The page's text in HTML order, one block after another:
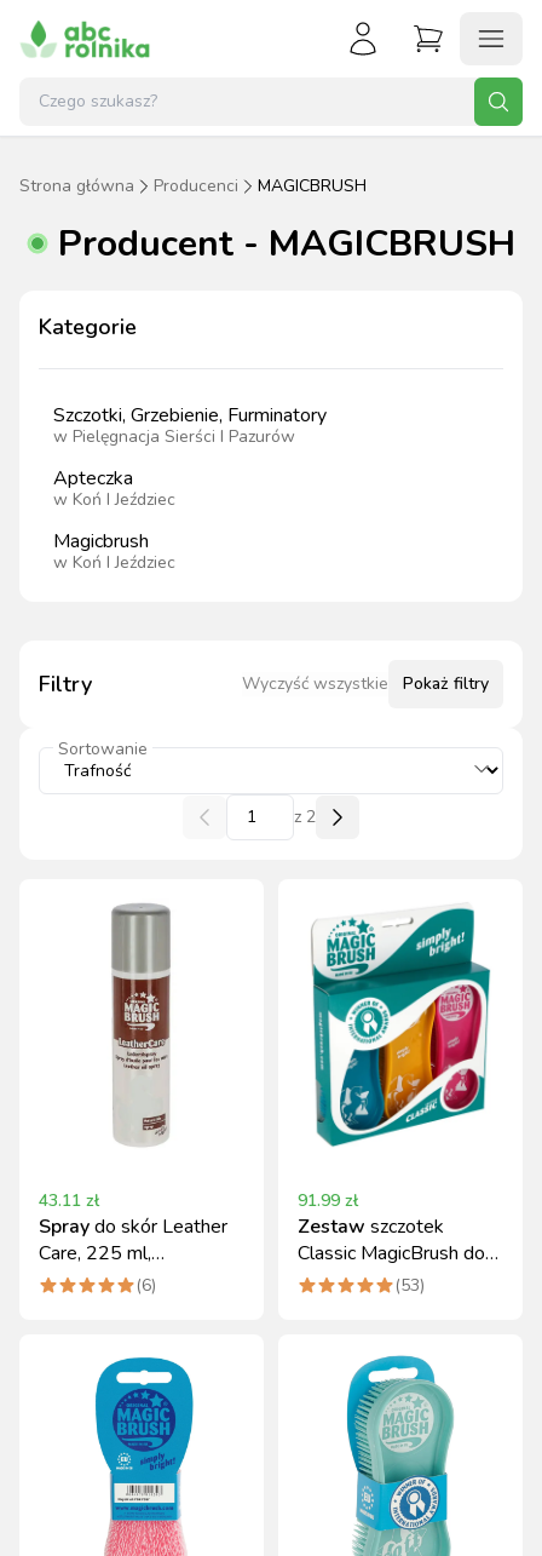
Strona główna Producenci MAGICBRUSH
Producent - MAGICBRUSH
Kategorie
Szczotki, Grzebienie, Furminatory
w Pielęgnacja Sierści I Pazurów
Apteczka
w Koń I Jeździec
Magicbrush
w Koń I Jeździec
Filtry Wyczyść wszystkie Pokaż filtry
Sortowanie
z 2
43.11 zł
Spraydo skór Leather
Care, 225 ml,
MagicBrush(6)
91.99 zł
Zestaw szczotek
Classic MagicBrush do
pielęgnacji koni
(53)